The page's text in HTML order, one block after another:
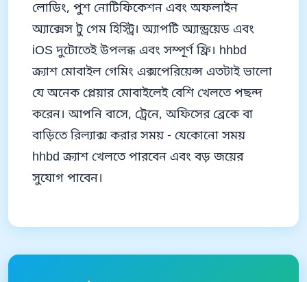
লোডিং, পুশ নোটিফিকেশন এবং অফলাইন
অ্যাক্সেস টু গেম হিস্ট্রি। অ্যাপটি অ্যান্ড্রয়েড এবং
iOS দুটোতেই উপলব্ধ এবং সম্পূর্ণ ফ্রি। hhbd
ক্র্যাশ মোবাইল গেমিং এক্সপেরিয়েন্স এতটাই ভালো
যে অনেক প্লেয়ার মোবাইলেই বেশি খেলতে পছন্দ
করেন। আপনি বাসে, ট্রেনে, অফিসের ব্রেকে বা
বাড়িতে রিল্যাক্স করার সময় - যেকোনো সময়
hhbd ক্র্যাশ খেলতে পারবেন এবং বড় জয়ের
সুযোগ পাবেন।